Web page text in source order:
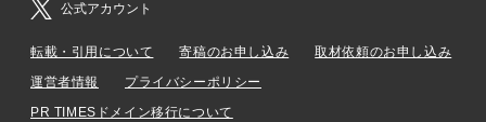
公式アカウント
転載・引用について 寄稿のお申し込み
取材依頼のお申し込み
運営者情報
プライバシーポリシー
PR TIMESドメイン移行について